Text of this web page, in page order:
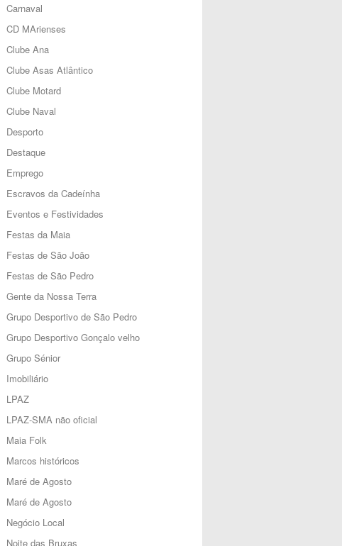
Carnaval
CD MArienses
Clube Ana
Clube Asas Atlântico
Clube Motard
Clube Naval
Desporto
Destaque
Emprego
Escravos da Cadeínha
Eventos e Festividades
Festas da Maia
Festas de São João
Festas de São Pedro
Gente da Nossa Terra
Grupo Desportivo de São Pedro
Grupo Desportivo Gonçalo velho
Grupo Sénior
Imobiliário
LPAZ
LPAZ-SMA não oficial
Maia Folk
Marcos históricos
Maré de Agosto
Maré de Agosto
Negócio Local
Noite das Bruxas